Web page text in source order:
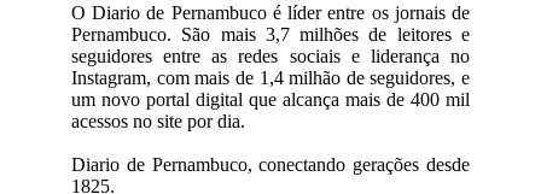
O Diario de Pernambuco é líder entre os jornais de
Pernambuco. São mais 3,7 milhões de leitores e
seguidores entre as redes sociais e liderança no
Instagram, com mais de 1,4 milhão de seguidores, e
um novo portal digital que alcança mais de 400 mil
acessos no site por dia.
Diario de Pernambuco, conectando gerações desde
1825.